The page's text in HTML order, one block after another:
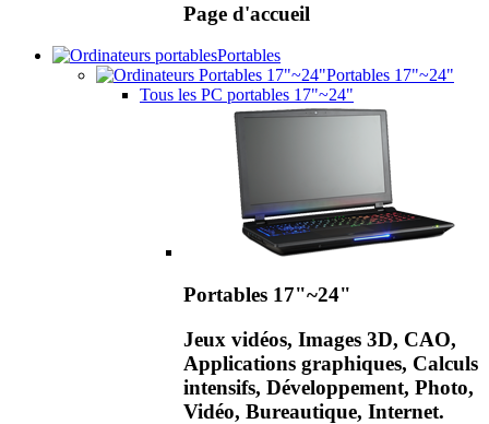
Page d'accueil
Portables
Portables 17"~24"
Tous les PC portables 17"~24"
Portables 17"~24"
Jeux vidéos, Images 3D, CAO,
Applications graphiques, Calculs
intensifs, Développement, Photo,
Vidéo, Bureautique, Internet.